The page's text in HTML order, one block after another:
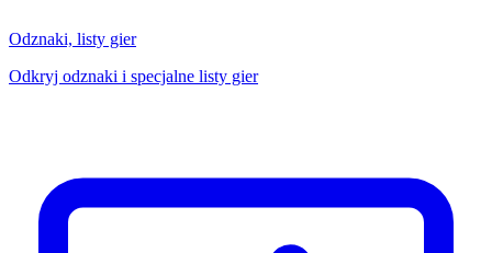
Odznaki, listy gier
Odkryj odznaki i specjalne listy gier